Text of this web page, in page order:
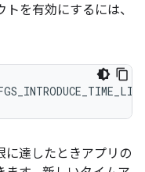
を有効にするには、
に達したときアプリの